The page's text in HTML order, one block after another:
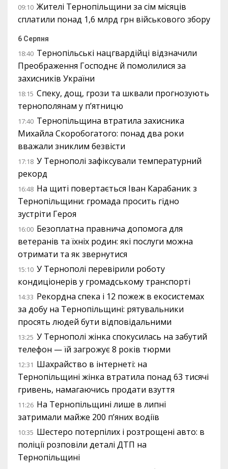
09:10 Жителі Тернопільщини за сім місяців
сплатили понад 1,6 млрд грн військового збору
6 Серпня
18:40 Тернопільські нацгвардійці відзначили
Преображення Господнє й помолилися за
захисників України
18:15 Спеку, дощ, грози та шквали прогнозують
тернополянам у п’ятницю
17:40 Тернопільщина втратила захисника
Михайла Скоробогатого: понад два роки
вважали зниклим безвісти
17:18 У Тернополі зафіксували температурний
рекорд
16:48 На щиті повертається Іван Карабаник з
Тернопільщини: громада просить гідно
зустріти Героя
16:00 Безоплатна правнича допомога для
ветеранів та їхніх родин: які послуги можна
отримати та як звернутися
15:10 У Тернополі перевірили роботу
кондиціонерів у громадському транспорті
14:33 Рекордна спека і 12 пожеж в екосистемах
за добу на Тернопільщині: рятувальники
просять людей бути відповідальними
13:25 У Тернополі жінка спокусилась на забутий
телефон — їй загрожує 8 років тюрми
12:31 Шахрайство в інтернеті: на
Тернопільщині жінка втратила понад 63 тисячі
гривень, намагаючись продати взуття
11:26 На Тернопільщині лише в липні
затримали майже 200 п’яних водіїв
10:35 Шестеро потерпілих і розтрощені авто: в
поліції розповіли деталі ДТП на
Тернопільщині